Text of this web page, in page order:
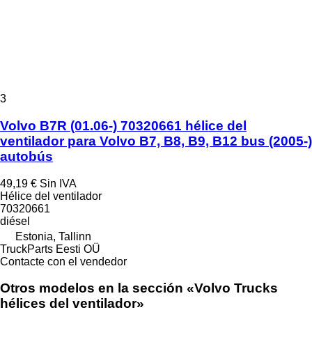
3
Volvo B7R (01.06-) 70320661 hélice del
ventilador para Volvo B7, B8, B9, B12 bus (2005-)
autobús
49,19 € Sin IVA
Hélice del ventilador
70320661
diésel
Estonia, Tallinn
TruckParts Eesti OÜ
Contacte con el vendedor
Otros modelos en la sección «Volvo Trucks
hélices del ventilador»